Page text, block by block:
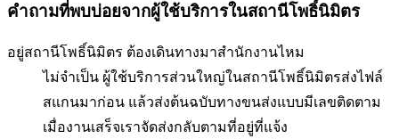
คำถามที่พบบ่อยจากผู้ใช้บริการในสถานีโพธิ์นิมิตร
อยู่สถานีโพธิ์นิมิตร ต้องเดินทางมาสำนักงานไหม
ไม่จำเป็น ผู้ใช้บริการส่วนใหญ่ในสถานีโพธิ์นิมิตรส่งไฟล์
สแกนมาก่อน แล้วส่งต้นฉบับทางขนส่งแบบมีเลขติดตาม
เมื่องานเสร็จเราจัดส่งกลับตามที่อยู่ที่แจ้ง